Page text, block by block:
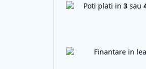
Poti plati in 3 sau
Finantare in